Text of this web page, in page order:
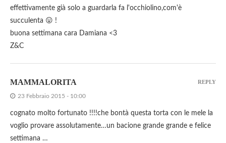
effettivamente già solo a guardarla fa l'occhiolino,com'è
succulenta 😛 !
buona settimana cara Damiana <3
Z&C
MAMMALORITA
23 Febbraio 2015 - 10:00
cognato molto fortunato !!!!che bontà questa torta con le mele la
voglio provare assolutamente…un bacione grande grande e felice
settimana …
REPLY